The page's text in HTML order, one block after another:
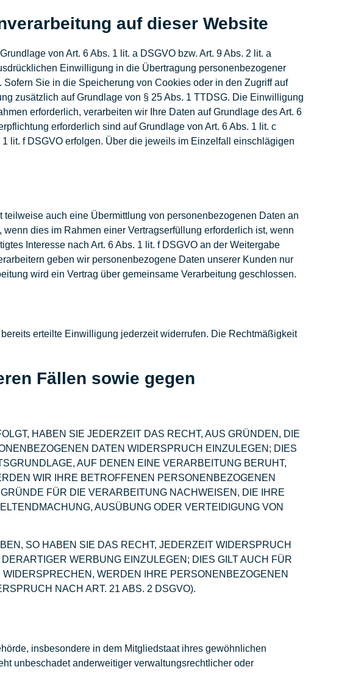
auf dieser Website
von Art. 6 Abs. 1 lit. a DSGVO bzw. Art. 9 Abs. 2 lit. a
Einwilligung in die Übertragung personenbezogener
Sie in die Speicherung von Cookies oder in den Zugriff auf
zusätzlich auf Grundlage von § 25 Abs. 1 TTDSG. Die Einwilligung
erforderlich, verarbeiten wir Ihre Daten auf Grundlage des Art. 6
erforderlich sind auf Grundlage von Art. 6 Abs. 1 lit. c
lit. f DSGVO erfolgen. Über die jeweils im Einzelfall einschlägigen
auch eine Übermittlung von personenbezogenen Daten an
dies im Rahmen einer Vertragserfüllung erforderlich ist, wenn
Interesse nach Art. 6 Abs. 1 lit. f DSGVO an der Weitergabe
geben wir personenbezogene Daten unserer Kunden nur
wird ein Vertrag über gemeinsame Verarbeitung geschlossen.
erteilte Einwilligung jederzeit widerrufen. Die Rechtmäßigkeit
Fällen sowie gegen
HABEN SIE JEDERZEIT DAS RECHT, AUS GRÜNDEN, DIE
DATEN WIDERSPRUCH EINZULEGEN; DIES
AUF DENEN EINE VERARBEITUNG BERUHT,
WIR IHRE BETROFFENEN PERSONENBEZOGENEN
FÜR DIE VERARBEITUNG NACHWEISEN, DIE IHRE
AUSÜBUNG ODER VERTEIDIGUNG VON
SO HABEN SIE DAS RECHT, JEDERZEIT WIDERSPRUCH
WERBUNG EINZULEGEN; DIES GILT AUCH FÜR
WERDEN IHRE PERSONENBEZOGENEN
NACH ART. 21 ABS. 2 DSGVO).
insbesondere in dem Mitgliedstaat ihres gewöhnlichen
unbeschadet anderweitiger verwaltungsrechtlicher oder